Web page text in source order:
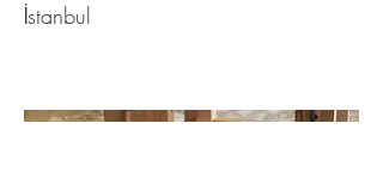
İstanbul